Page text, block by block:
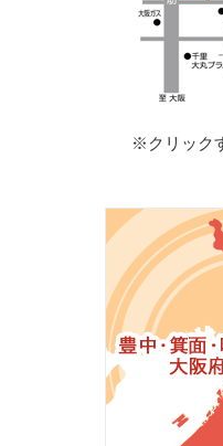
※クリック